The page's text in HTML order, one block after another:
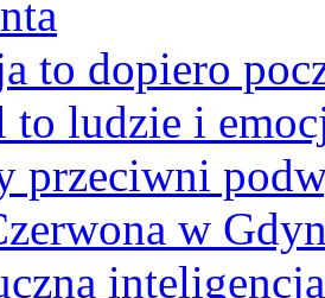
to dopiero
to ludzie i
przeciwni
w